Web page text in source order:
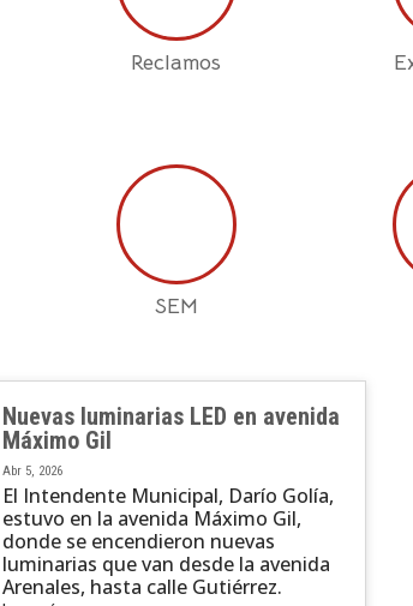
Reclamos
SEM
Nuevas luminarias LED en avenida
Máximo Gil
Abr 5, 2026
El Intendente Municipal, Darío Golía,
estuvo en la avenida Máximo Gil,
donde se encendieron nuevas
luminarias que van desde la avenida
Arenales, hasta calle Gutiérrez.